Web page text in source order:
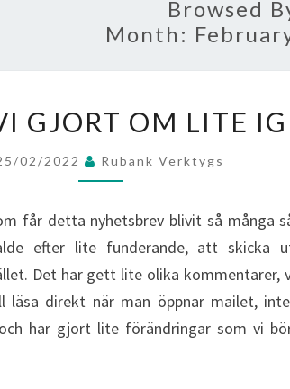
Browsed
Month:
HAR
VI
GJORT
LITE
GJORT OM LITE
02/2022 Rubank Verktygs
får detta nyhetsbrev blivit så många
efter lite funderande, att skicka
Det har gett lite olika kommentarer,
läsa direkt när man öppnar mailet,
har gjort lite förändringar som vi